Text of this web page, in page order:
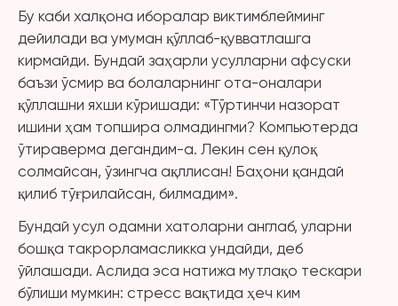
Бу каби халқона иборалар виктимблейминг
дейилади ва умуман қўллаб-қувватлашга
кирмайди. Бундай заҳарли усулларни афсуски
баъзи ўсмир ва болаларнинг ота-оналари
қўллашни яхши кўришади: «Тўртинчи назорат
ишини ҳам топшира олмадингми? Компьютерда
ўтираверма дегандим-а. Лекин сен қулоқ
солмайсан, ўзингча ақллисан! Баҳони қандай
қилиб тўғрилайсан, билмадим».
Бундай усул одамни хатоларни англаб, уларни
бошқа такрорламасликка ундайди, деб
ўйлашади. Аслида эса натижа мутлақо тескари
бўлиши мумкин: стресс вақтида ҳеч ким